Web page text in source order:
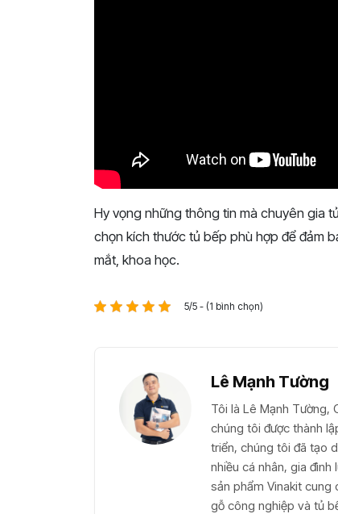
Hy vọng những thông tin mà chuyên gia
chọn kích thước tủ bếp phù hợp để đảm
mắt, khoa học.
5/5 - (1 bình chọn)
Lê Mạnh Tường
Tôi là Lê Mạnh Tường,
chúng tôi được thành
triển, chúng tôi đã tạo
nhiều cá nhân, gia
sản phẩm Vinakit
gỗ công nghiệp và tủ